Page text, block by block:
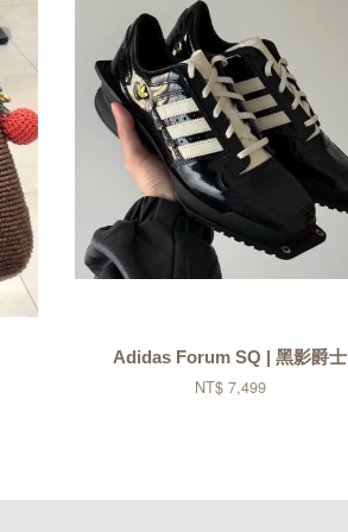
Adidas Forum SQ | 黑影爵士
NT$ 7,499